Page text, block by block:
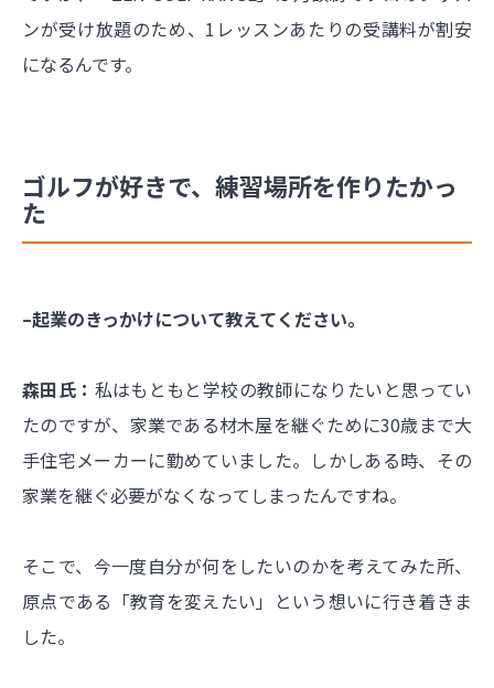
ンが受け放題のため、1レッスンあたりの受講料が割安
になるんです。
ゴルフが好きで、練習場所を作りたかっ
た
–起業のきっかけについて教えてください。
森田氏： 私はもともと学校の教師になりたいと思ってい
たのですが、家業である材木屋を継ぐために30歳まで大
手住宅メーカーに勤めていました。しかしある時、その
家業を継ぐ必要がなくなってしまったんですね。
そこで、今一度自分が何をしたいのかを考えてみた所、
原点である「教育を変えたい」という想いに行き着きま
した。